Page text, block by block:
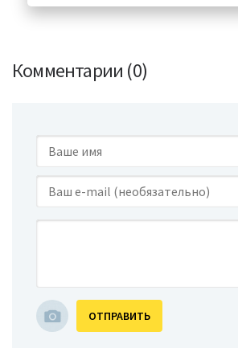
Комментарии (0)
ОТПРАВИТЬ